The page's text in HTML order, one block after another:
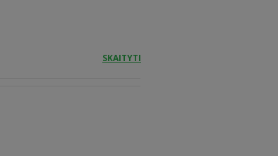
SKAITYTI